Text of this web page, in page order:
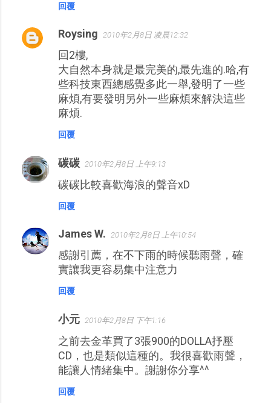
回覆
Roysing 2010年2月8日 凌晨12:32
回2樓,
大自然本身就是最完美的,最先進的.哈,有
些科技東西總感覺多此一舉,發明了一些
麻煩,有要發明另外一些麻煩來解決這些
麻煩.
回覆
碳碳 2010年2月8日 上午9:13
碳碳比較喜歡海浪的聲音xD
回覆
James W. 2010年2月8日 上午10:54
感謝引薦，在不下雨的時候聽雨聲，確
實讓我更容易集中注意力
回覆
小元 2010年2月8日 下午1:16
之前去金革買了3張900的DOLLA抒壓
CD，也是類似這種的。我很喜歡雨聲，
能讓人情緒集中。謝謝你分享^^
回覆